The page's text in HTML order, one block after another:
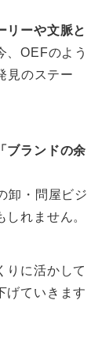
リーや文脈と
、OEFのよう
見のステー
ブランドの余
卸・問屋ビジ
れません。
りに活かして
げていきます